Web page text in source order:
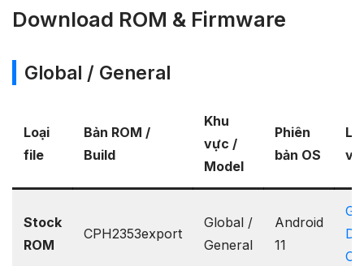
Download ROM & Firmware
Global / General
Loại
file
Bản ROM /
Build
Khu
vực /
Model
Phiên
bản OS
về
Stock
ROM
CPH2353export
Global /
General
Android
11